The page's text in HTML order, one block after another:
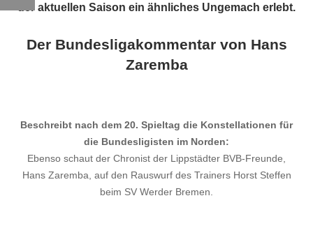
der aktuellen Saison ein ähnliches Ungemach erlebt.
Der Bundesligakommentar von Hans
Zaremba
Beschreibt nach dem 20. Spieltag die Konstellationen für
die Bundesligisten im Norden:
Ebenso schaut der Chronist der Lippstädter BVB-Freunde,
Hans Zaremba, auf den Rauswurf des Trainers Horst Steffen
beim SV Werder Bremen.